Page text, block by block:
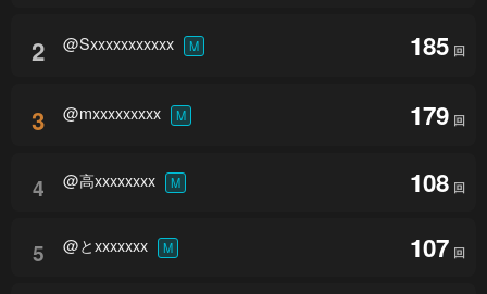
2 @Sxxxxxxxxxxx M 185 回
3 @mxxxxxxxxx M 179 回
4 @高xxxxxxxx M 108 回
5 @とxxxxxxx M 107 回